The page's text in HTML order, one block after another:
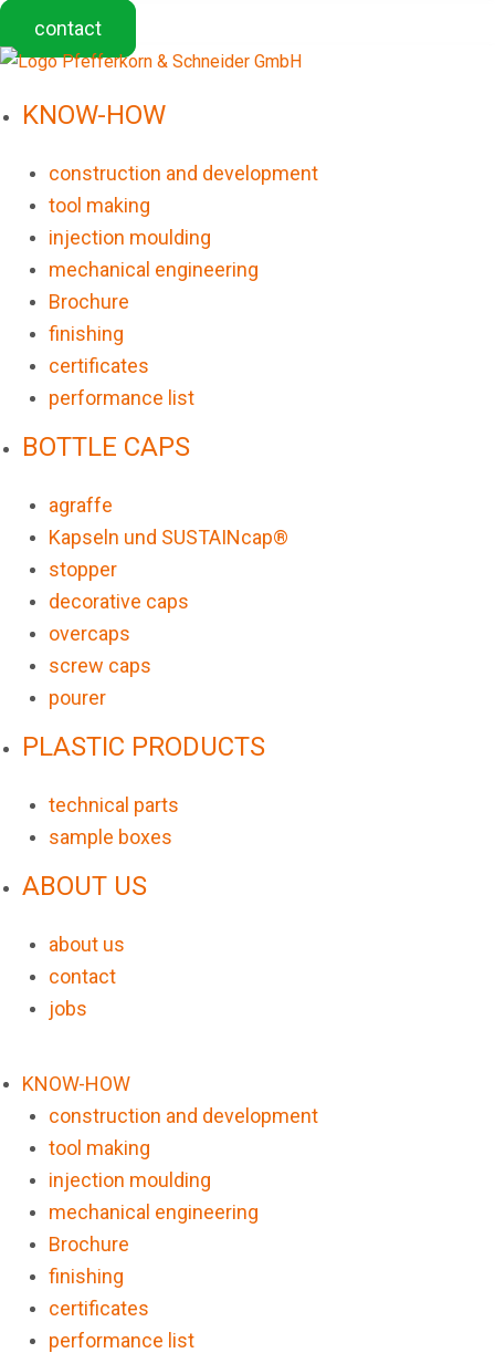
contact
KNOW-HOW
construction and development
tool making
injection moulding
mechanical engineering
Brochure
finishing
certificates
performance list
BOTTLE CAPS
agraffe
Kapseln und SUSTAINcap®
stopper
decorative caps
overcaps
screw caps
pourer
PLASTIC PRODUCTS
technical parts
sample boxes
ABOUT US
about us
contact
jobs
KNOW-HOW
construction and development
tool making
injection moulding
mechanical engineering
Brochure
finishing
certificates
performance list